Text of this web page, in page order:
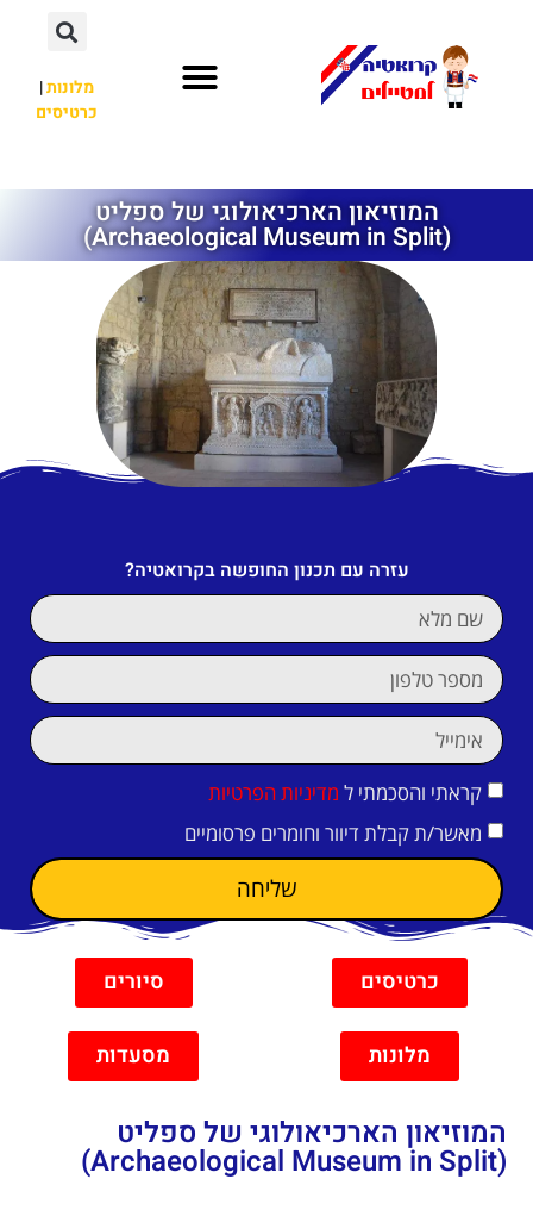
מלונות|
כרטיסים
המוזיאון הארכיאולוגי של ספליט
(Archaeological Museum in Split)
עזרה עם תכנון החופשה בקרואטיה?
קראתי והסכמתי ל מדיניות הפרטיות
מאשר/ת קבלת דיוור וחומרים פרסומיים
שליחה
כרטיסים סיורים
מלונות מסעדות
המוזיאון הארכיאולוגי של ספליט
(Archaeological Museum in Split)